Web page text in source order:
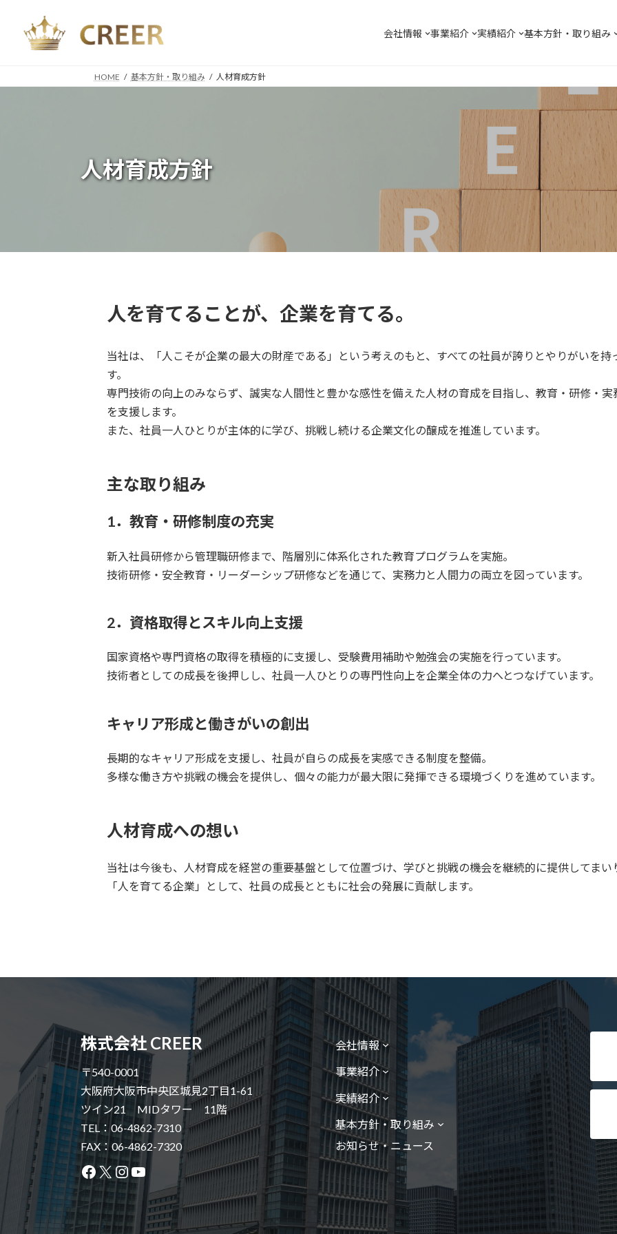
へ
ョ
会社情報 事業紹介 実績紹介 基本方針・取り組み
HOME 基本方針・取り組み 人材育成方針
人材育成方針
人を育てることが、企業を育てる。
当社は、「人こそが企業の最大の財産である」という考えのもと、すべての社員が誇りとやりがいを
す。
専門技術の向上のみならず、誠実な人間性と豊かな感性を備えた人材の育成を目指し、教育・研修・
を支援します。
また、社員一人ひとりが主体的に学び、挑戦し続ける企業文化の醸成を推進しています。
主な取り組み
1．教育・研修制度の充実
新入社員研修から管理職研修まで、階層別に体系化された教育プログラムを実施。
技術研修・安全教育・リーダーシップ研修などを通じて、実務力と人間力の両立を図っています。
2．資格取得とスキル向上支援
国家資格や専門資格の取得を積極的に支援し、受験費用補助や勉強会の実施を行っています。
技術者としての成長を後押しし、社員一人ひとりの専門性向上を企業全体の力へとつなげています。
キャリア形成と働きがいの創出
長期的なキャリア形成を支援し、社員が自らの成長を実感できる制度を整備。
多様な働き方や挑戦の機会を提供し、個々の能力が最大限に発揮できる環境づくりを進めています。
人材育成への想い
当社は今後も、人材育成を経営の重要基盤として位置づけ、学びと挑戦の機会を継続的に提供してまい
「人を育てる企業」として、社員の成長とともに社会の発展に貢献します。
株式会社 CREER
〒540-0001
大阪府大阪市中央区城見2丁目1-61
ツイン21 MIDタワー 11階
TEL：06-4862-7310
FAX：06-4862-7320
Facebook
X Instagram
YouTube
会社情報
事業紹介
実績紹介
基本方針・取り組み
お知らせ・ニュース